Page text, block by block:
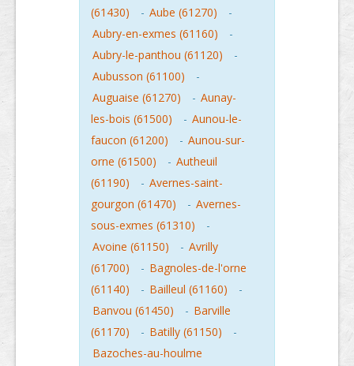
(61430)
- Aube (61270)
-
Aubry-en-exmes (61160)
-
Aubry-le-panthou (61120)
-
Aubusson (61100)
-
Auguaise (61270)
- Aunay-
les-bois (61500)
- Aunou-le-
faucon (61200)
- Aunou-sur-
orne (61500)
- Autheuil
(61190)
- Avernes-saint-
gourgon (61470)
- Avernes-
sous-exmes (61310)
-
Avoine (61150)
- Avrilly
(61700)
- Bagnoles-de-l'orne
(61140)
- Bailleul (61160)
-
Banvou (61450)
- Barville
(61170)
- Batilly (61150)
-
Bazoches-au-houlme